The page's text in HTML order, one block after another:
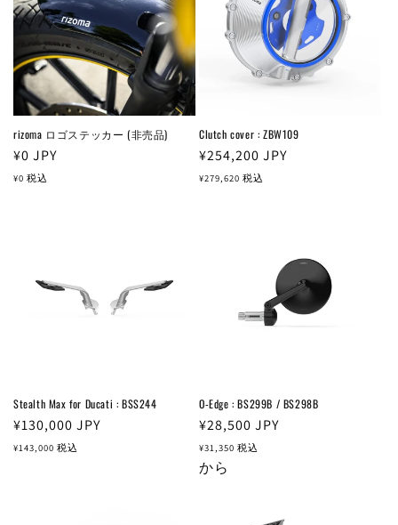
rizoma ロゴステッカー (非売品)
通
常
¥0 JPY
¥0 税込
Clutch cover : ZBW109
通
常
¥254,200 JPY
¥279,620 税込
Stealth Max for Ducati : BSS244
通
常
¥130,000 JPY
¥143,000 税込
O-Edge : BS299B / BS298B
通
常
価
¥28,500 JPY
¥31,350 税込
から